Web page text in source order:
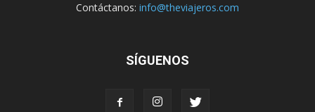
Contáctanos: info@theviajeros.com
SÍGUENOS